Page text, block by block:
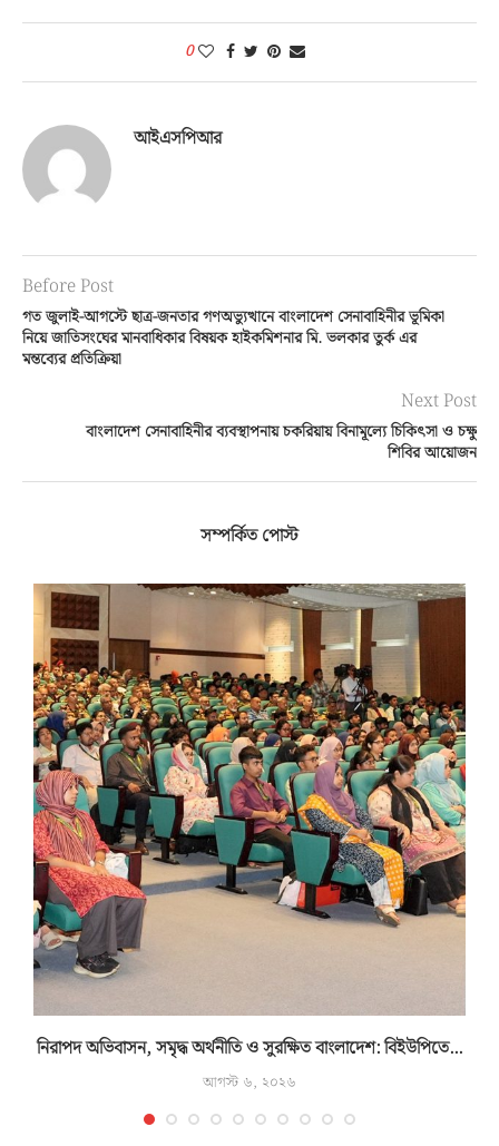
0
আইএসপিআর
Before Post
গত জুলাই-আগস্টে ছাত্র-জনতার গণঅভ্যুত্থানে বাংলাদেশ সেনাবাহিনীর ভূমিকা
নিয়ে জাতিসংঘের মানবাধিকার বিষয়ক হাইকমিশনার মি. ভলকার তুর্ক এর
মন্তব্যের প্রতিক্রিয়া
Next Post
বাংলাদেশ সেনাবাহিনীর ব্যবস্থাপনায় চকরিয়ায় বিনামূল্যে চিকিৎসা ও চক্ষু
শিবির আয়োজন
সম্পর্কিত পোস্ট
নিরাপদ অভিবাসন, সমৃদ্ধ অর্থনীতি ও সুরক্ষিত বাংলাদেশ: বিইউপিতে...
আগস্ট ৬, ২০২৬